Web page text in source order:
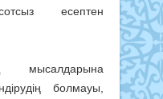
есептен
мысалдарына
болмауы,